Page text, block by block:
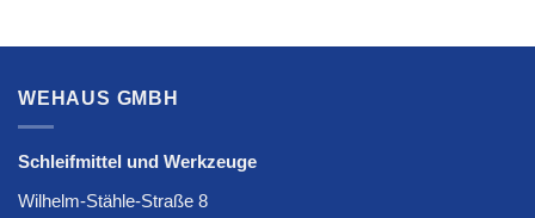
WEHAUS GMBH
Schleifmittel und Werkzeuge
Wilhelm-Stähle-Straße 8